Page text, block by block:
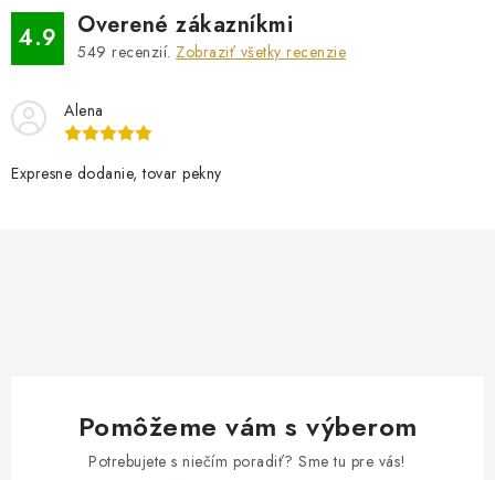
4.9 Overené zákazníkmi
549 recenzií. Zobraziť všetky recenzie
Alena
Expresne dodanie, tovar pekny
Pomôžeme vám s výberom
Potrebujete s niečím poradiť? Sme tu pre vás!